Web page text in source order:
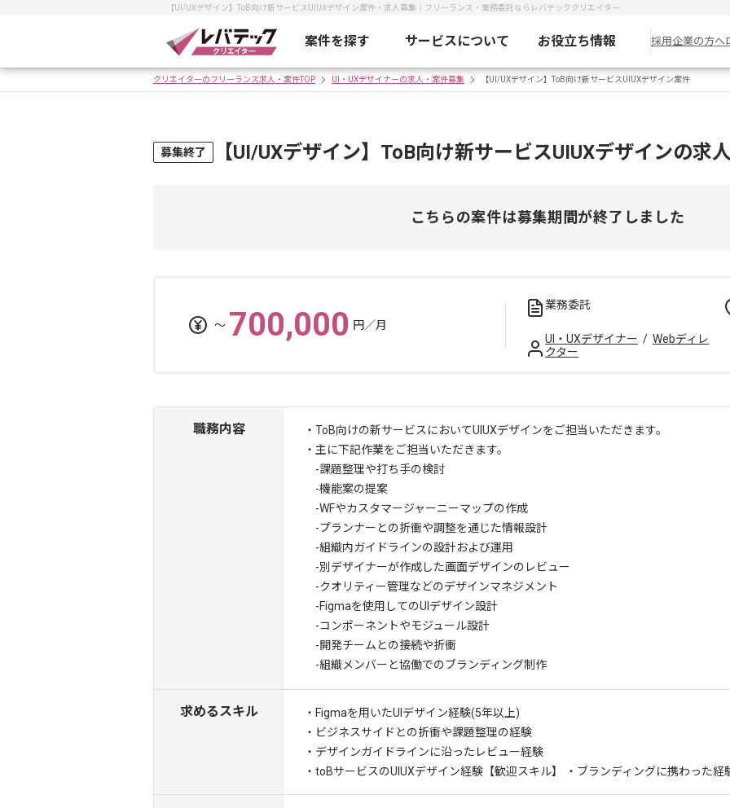
【UI/UXデザイン】ToB向け新サービスUIUXデザイン案件・求人募集｜フリーランス・業務委託ならレバテッククリエイター
案件を探す サービスについて お役立ち情報 採用企業の方へ
クリエイターのフリーランス求人・案件TOP UI・UXデザイナーの求人・案件募集 【UI/UXデザイン】ToB向け新サービスUIUXデザイン案件
募集終了 【UI/UXデザイン】ToB向け新サービスUIUXデザインの求
こちらの案件は募集期間が終了しました
〜 700,000 円／月
業務委託
UI・UXデザイナー / Webディレ
クター
職務内容
・ToB向けの新サービスにおいてUIUXデザインをご担当いただきます。
・主に下記作業をご担当いただきます。
-課題整理や打ち手の検討
-機能案の提案
-WFやカスタマージャーニーマップの作成
-プランナーとの折衝や調整を通じた情報設計
-組織内ガイドラインの設計および運用
-別デザイナーが作成した画面デザインのレビュー
-クオリティー管理などのデザインマネジメント
-Figmaを使用してのUIデザイン設計
-コンポーネントやモジュール設計
-開発チームとの接続や折衝
-組織メンバーと協働でのブランディング制作
求めるスキル
・Figmaを用いたUIデザイン経験(5年以上)
・ビジネスサイドとの折衝や課題整理の経験
・デザインガイドラインに沿ったレビュー経験
・toBサービスのUIUXデザイン経験 【歓迎スキル】 ・ブランディングに携わった経